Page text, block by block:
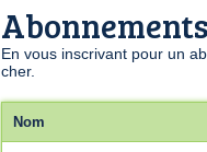
En vous inscrivant pour un
cher.
Nom